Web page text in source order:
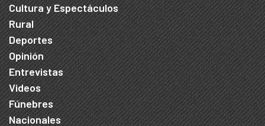
Cultura y Espectáculos
Rural
Deportes
Opinión
Entrevistas
Videos
Fúnebres
Nacionales